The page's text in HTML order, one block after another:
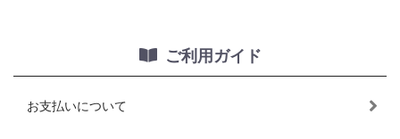
ご利用ガイド
お支払いについて